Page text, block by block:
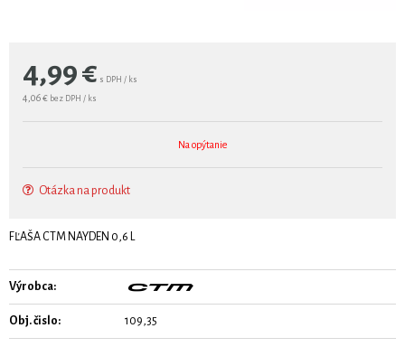
4,99€ s DPH / ks
4,06 € bez DPH / ks
Na opýtanie
Otázka na produkt
FĽAŠA CTM NAYDEN 0,6 L
Výrobca:
Obj. čislo: 109,35